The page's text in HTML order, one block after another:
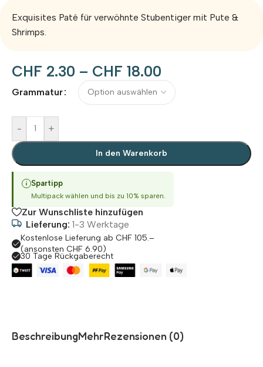
Exquisites Paté für verwöhnte Stubentiger mit Pute &
Shrimps.
CHF 2.30 – CHF 18.00
Grammatur
- +
In den Warenkorb
Alternative:
Spartipp
Multipack wählen und bis zu 10% sparen.
Zur Wunschliste hinzufügen
Lieferung: 1-3 Werktage
Kostenlose Lieferung ab CHF 105.–
(ansonsten CHF 6.90)
30 Tage Rückgaberecht
BeschreibungMehrRezensionen (0)